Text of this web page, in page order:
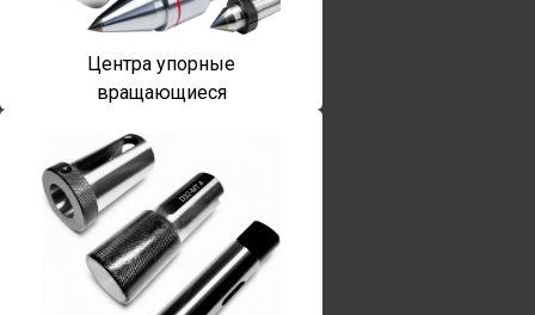
Центра упорные
вращающиеся